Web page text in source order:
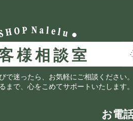
で迷ったら、お気軽にご相談ください。
まで、心をこめてサポートいたします。
お電